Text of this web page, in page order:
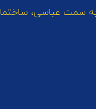
سمت عباسی،